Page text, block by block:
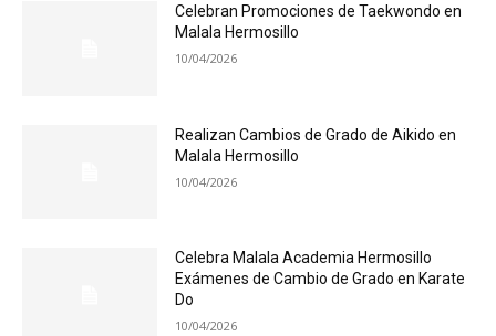
Celebran Promociones de Taekwondo en
Malala Hermosillo
10/04/2026
Realizan Cambios de Grado de Aikido en
Malala Hermosillo
10/04/2026
Celebra Malala Academia Hermosillo
Exámenes de Cambio de Grado en Karate
Do
10/04/2026